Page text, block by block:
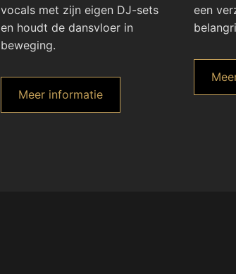
vocals met zijn eigen DJ-sets
en houdt de dansvloer in
beweging.
Meer informatie
een